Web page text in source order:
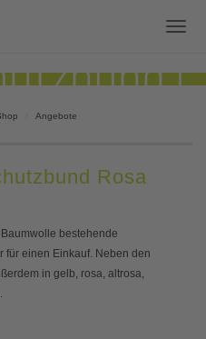
Angebote
Rosa
bestehende
für einen Einkauf. Neben den
in gelb, rosa, altrosa,